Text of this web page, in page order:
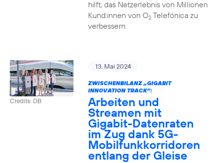
hilft, das Netzerlebnis von Millionen
Kund:innen von O2Telefónica zu
verbessern.
Credits: DB
13. Mai 2024
ZWISCHENBILANZ „GIGABIT
INNOVATION TRACK“:
Arbeiten und
Streamen mit
Gigabit-Datenraten
im Zug dank 5G-
Mobilfunkkorridoren
entlang der Gleise